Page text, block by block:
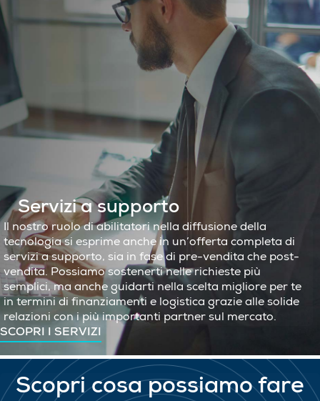
Servizi a supporto
Il nostro ruolo di abilitatori nella diffusione della
tecnologia si esprime anche in un’offerta completa di
servizi a supporto, sia in fase di pre-vendita che post-
vendita. Possiamo sostenerti nelle richieste più
semplici, ma anche guidarti nella scelta migliore per te
in termini di finanziamenti e logistica grazie alle solide
relazioni con i più importanti partner sul mercato.
SCOPRI I SERVIZI
Scopri cosa possiamo fare